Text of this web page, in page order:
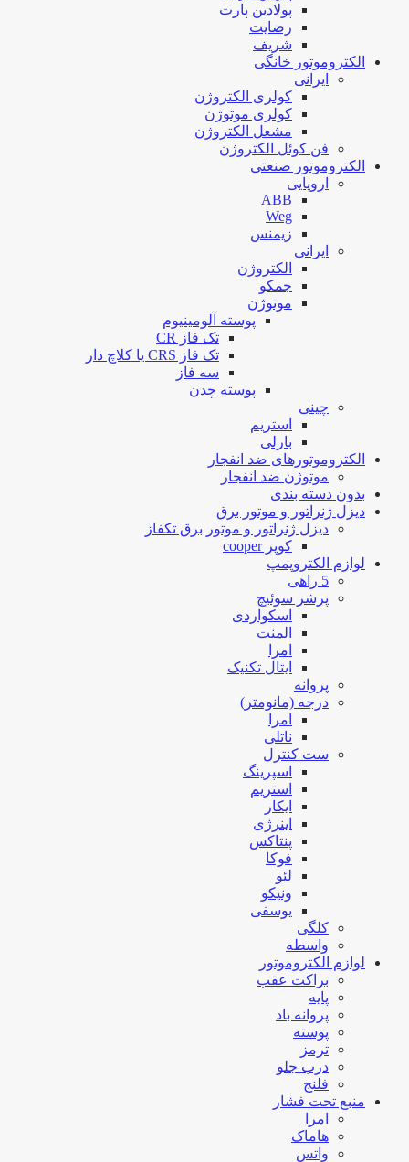
پولادین پارت
رضایت
شریف
الکتروموتور خانگی
ایرانی
کولری الکتروژن
کولری موتوژن
مشعل الکتروژن
فن کوئل الکتروژن
الکتروموتور صنعتی
اروپایی
ABB
Weg
زیمنس
ایرانی
الکتروژن
جمکو
موتوژن
پوسته آلومینیوم
تک فاز CR
تک فاز CRS یا کلاچ دار
سه فاز
پوسته چدن
چینی
استریم
بارلی
الکتروموتورهای ضد انفجار
موتوژن ضد انفجار
بدون دسته بندی
دیزل ژنراتور و موتور برق
دیزل ژنراتور و موتور برق تکفاز
کوپر cooper
لوازم الکتروپمپ
5 راهی
پرشر سوئیچ
اسکواردی
المنت
امرا
ایتال تکنیک
پروانه
درجه (مانومتر)
امرا
ناتلی
ست کنترل
اسپرینگ
استریم
ایکار
اینرژی
پنتاکس
فوکا
لئو
ونیکو
یوسفی
کلگی
واسطه
لوازم الکتروموتور
براکت عقب
پایه
پروانه باد
پوسته
ترمز
درب جلو
فلنج
منبع تحت فشار
امرا
هاماک
واتس